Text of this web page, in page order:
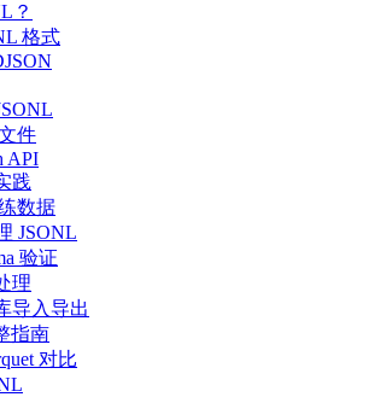
？
格式
件
API
践
数据
JSONL
验证
理
导入导出
指南
对比